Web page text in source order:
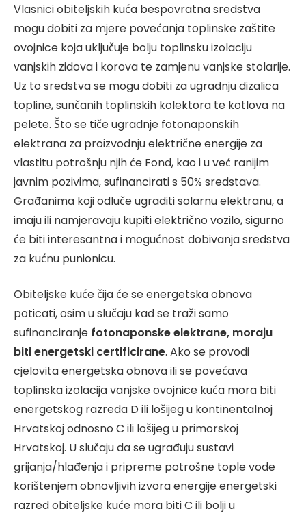
Vlasnici obiteljskih kuća bespovratna sredstva
mogu dobiti za mjere povećanja toplinske zaštite
ovojnice koja uključuje bolju toplinsku izolaciju
vanjskih zidova i korova te zamjenu vanjske stolarije.
Uz to sredstva se mogu dobiti za ugradnju dizalica
topline, sunčanih toplinskih kolektora te kotlova na
pelete. Što se tiče ugradnje fotonaponskih
elektrana za proizvodnju električne energije za
vlastitu potrošnju njih će Fond, kao i u već ranijim
javnim pozivima, sufinancirati s 50% sredstava.
Građanima koji odluče ugraditi solarnu elektranu, a
imaju ili namjeravaju kupiti električno vozilo, sigurno
će biti interesantna i mogućnost dobivanja sredstva
za kućnu punionicu.
Obiteljske kuće čija će se energetska obnova
poticati, osim u slučaju kad se traži samo
sufinanciranje fotonaponske elektrane, moraju
biti energetski certificirane. Ako se provodi
cjelovita energetska obnova ili se povećava
toplinska izolacija vanjske ovojnice kuća mora biti
energetskog razreda D ili lošijeg u kontinentalnoj
Hrvatskoj odnosno C ili lošijeg u primorskoj
Hrvatskoj. U slučaju da se ugrađuju sustavi
grijanja/hlađenja i pripreme potrošne tople vode
korištenjem obnovljivih izvora energije energetski
razred obiteljske kuće mora biti C ili bolji u